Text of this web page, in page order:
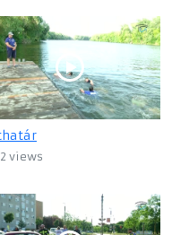
views